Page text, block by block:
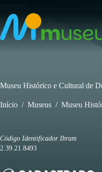
para
conteúdo
Museu Histórico e Cultural de
Início / Museus / Museu
Código Identificador Ibram
2.39.21.8493